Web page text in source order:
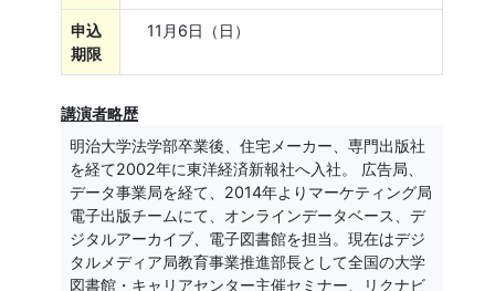
申込
期限
11月6日（日）
講演者略歴
明治大学法学部卒業後、住宅メーカー、専門出版社
を経て2002年に東洋経済新報社へ入社。 広告局、
データ事業局を経て、2014年よりマーケティング局
電子出版チームにて、オンラインデータベース、デ
ジタルアーカイブ、電子図書館を担当。現在はデジ
タルメディア局教育事業推進部長として全国の大学
図書館・キャリアセンター主催セミナー、リクナビ